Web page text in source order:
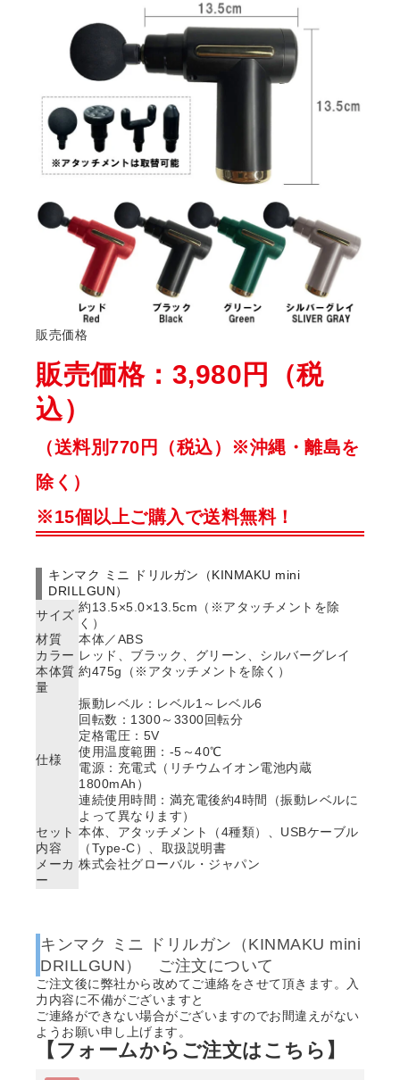
販売価格
販売価格：3,980円（税
込）
（送料別770円（税込）※沖縄・離島を
除く）
※15個以上ご購入で送料無料！
キンマク ミニ ドリルガン（KINMAKU mini
DRILLGUN）
サイズ
約13.5×5.0×13.5cm（※アタッチメントを除
く）
材質
本体／ABS
カラー レッド、ブラック、グリーン、シルバーグレイ
本体質
量
約475g（※アタッチメントを除く）
仕様
振動レベル：レベル1～レベル6
回転数：1300～3300回転分
定格電圧：5V
使用温度範囲：-5～40℃
電源：充電式（リチウムイオン電池内蔵
1800mAh）
連続使用時間：満充電後約4時間（振動レベルに
よって異なります）
セット
内容
本体、アタッチメント（4種類）、USBケーブル
（Type-C）、取扱説明書
メーカ
ー
株式会社グローバル・ジャパン
キンマク ミニ ドリルガン（KINMAKU mini
DRILLGUN） ご注文について
ご注文後に弊社から改めてご連絡をさせて頂きます。入
力内容に不備がございますと
ご連絡ができない場合がございますのでお間違えがない
ようお願い申し上げます。
【フォームからご注文はこちら】